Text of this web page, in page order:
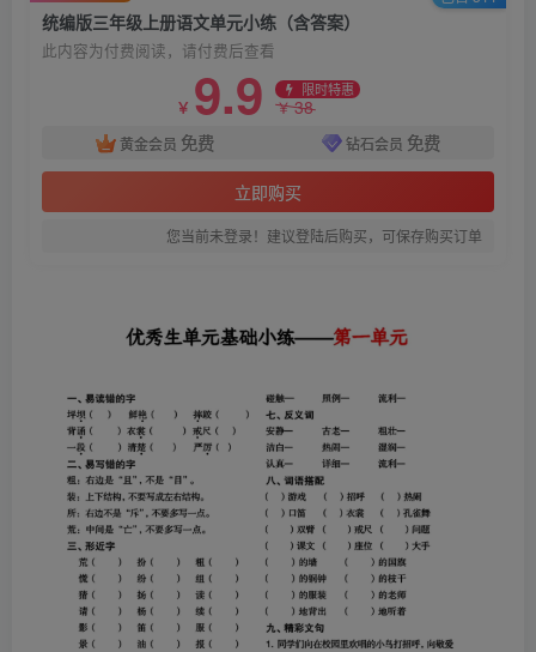
统编版三年级上册语文单元小练（含答案）
此内容为付费阅读，请付费后查看
￥ 9.9 限时特惠
￥38
黄金会员 免费 钻石会员 免费
立即购买
您当前未登录！建议登陆后购买，可保存购买订单